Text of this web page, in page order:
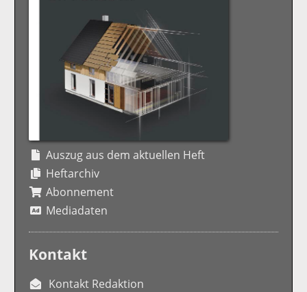
Auszug aus dem aktuellen Heft
Heftarchiv
Abonnement
Mediadaten
Kontakt
Kontakt Redaktion